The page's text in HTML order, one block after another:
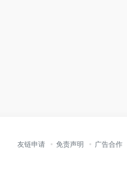
友链申请 免责声明 广告合作